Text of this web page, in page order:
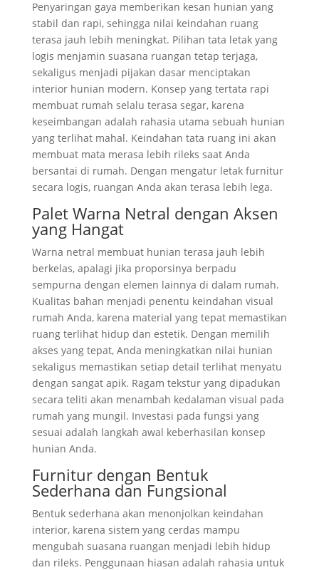
Penyaringan gaya memberikan kesan hunian yang
stabil dan rapi, sehingga nilai keindahan ruang
terasa jauh lebih meningkat. Pilihan tata letak yang
logis menjamin suasana ruangan tetap terjaga,
sekaligus menjadi pijakan dasar menciptakan
interior hunian modern. Konsep yang tertata rapi
membuat rumah selalu terasa segar, karena
keseimbangan adalah rahasia utama sebuah hunian
yang terlihat mahal. Keindahan tata ruang ini akan
membuat mata merasa lebih rileks saat Anda
bersantai di rumah. Dengan mengatur letak furnitur
secara logis, ruangan Anda akan terasa lebih lega.
Palet Warna Netral dengan Aksen
yang Hangat
Warna netral membuat hunian terasa jauh lebih
berkelas, apalagi jika proporsinya berpadu
sempurna dengan elemen lainnya di dalam rumah.
Kualitas bahan menjadi penentu keindahan visual
rumah Anda, karena material yang tepat memastikan
ruang terlihat hidup dan estetik. Dengan memilih
akses yang tepat, Anda meningkatkan nilai hunian
sekaligus memastikan setiap detail terlihat menyatu
dengan sangat apik. Ragam tekstur yang dipadukan
secara teliti akan menambah kedalaman visual pada
rumah yang mungil. Investasi pada fungsi yang
sesuai adalah langkah awal keberhasilan konsep
hunian Anda.
Furnitur dengan Bentuk
Sederhana dan Fungsional
Bentuk sederhana akan menonjolkan keindahan
interior, karena sistem yang cerdas mampu
mengubah suasana ruangan menjadi lebih hidup
dan rileks. Penggunaan hiasan adalah rahasia untuk